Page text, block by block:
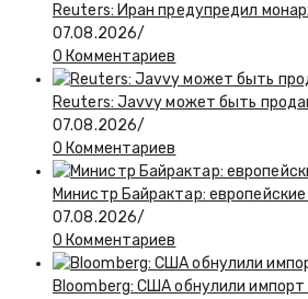
Reuters: Иран предупредил
07.08.2026/
0 Комментариев
Reuters: Javvy может быть
07.08.2026/
0 Комментариев
Министр Байрактар:
07.08.2026/
0 Комментариев
Bloomberg: США обнулили